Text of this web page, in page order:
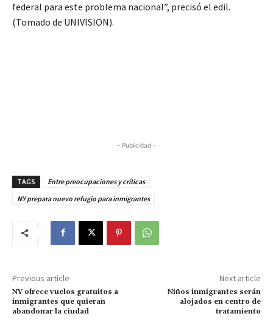
federal para este problema nacional”, precisó el edil.
(Tomado de UNIVISION).
- Publicidad -
TAGS
Entre preocupaciones y críticas
NY prepara nuevo refugio para inmigrantes
Previous article
NY ofrece vuelos gratuitos a
inmigrantes que quieran
abandonar la ciudad
Next article
Niños inmigrantes serán
alojados en centro de
tratamiento